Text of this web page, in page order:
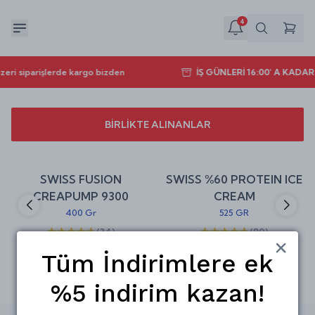
4
siparişlerde kargo bizden İŞ GÜNLERİ 16:00' A
BİRLİKTE ALINANLAR
indirim
SWISS FUSION
CREAPUMP 9300
400 Gr
(34)
₺ 749.00 ₺ 524.00
indirim
SWISS %60 PROTEIN ICE
CREAM
525 GR
(80)
₺ 999.00 ₺ 749.00
Tüm İndirimlere ek
%5 indirim kazan!